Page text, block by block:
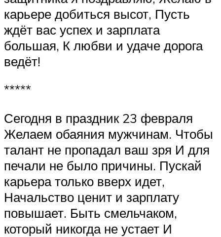
карьере добиться высот, Пусть
ждёт вас успех и зарплата
большая, К любви и удаче дорога
ведёт!
*****
Сегодня в праздник 23 февраля
Желаем обаяния мужчинам. Чтобы
талант не пропадал ваш зря И для
печали не было причины. Пускай
карьера только вверх идет,
Начальство ценит и зарплату
повышает. Быть смельчаком,
который никогда не устает И